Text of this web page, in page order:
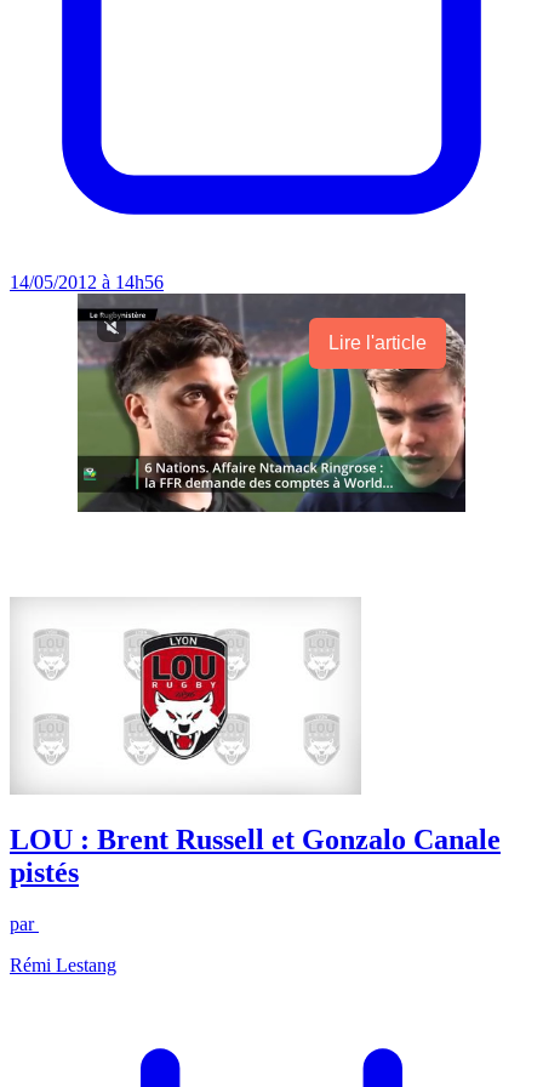
14/05/2012 à 14h56
Lire l'article
LOU : Brent Russell et Gonzalo Canale
pistés
par
Rémi Lestang